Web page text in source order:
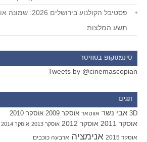
פסטיבל הקולנוע בירושלים 2026: שמונה או
תשע המלצות
סינמסקופ בטוויטר
Tweets by @cinemascopian
תגים
3D אבי נשר אווטאר אוסקר 2009 אוסקר 2010
אוסקר 2011 אוסקר 2012 אוסקר 2013 אוסקר 2014
אוסקר 2015 אנימציה ארבעה כוכבים